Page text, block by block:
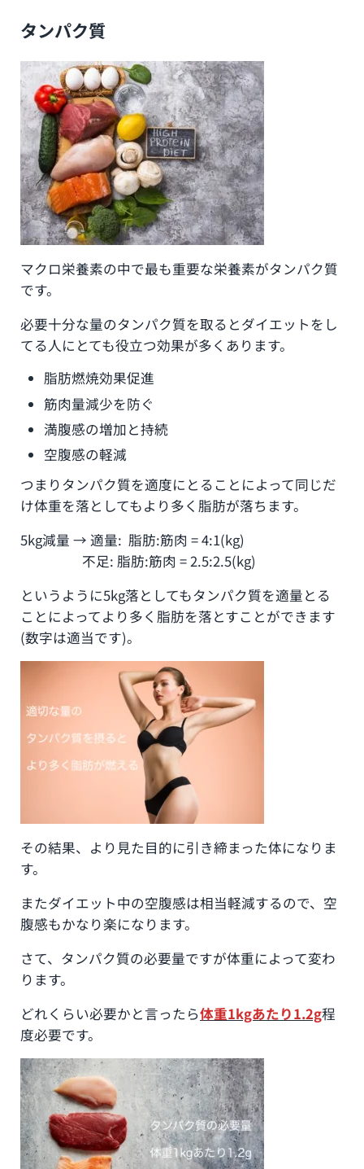
タンパク質
マクロ栄養素の中で最も重要な栄養素がタンパク質
です。
必要十分な量のタンパク質を取るとダイエットをし
てる人にとても役立つ効果が多くあります。
脂肪燃焼効果促進
筋肉量減少を防ぐ
満腹感の増加と持続
空腹感の軽減
つまりタンパク質を適度にとることによって同じだ
け体重を落としてもより多く脂肪が落ちます。
5kg減量 → 適量: 脂肪:筋肉 = 4:1(kg)
不足: 脂肪:筋肉 = 2.5:2.5(kg)
というように5kg落としてもタンパク質を適量とる
ことによってより多く脂肪を落とすことができます
(数字は適当です)。
その結果、より見た目的に引き締まった体になりま
す。
またダイエット中の空腹感は相当軽減するので、空
腹感もかなり楽になります。
さて、タンパク質の必要量ですが体重によって変わ
ります。
どれくらい必要かと言ったら体重1kgあたり1.2g程
度必要です。